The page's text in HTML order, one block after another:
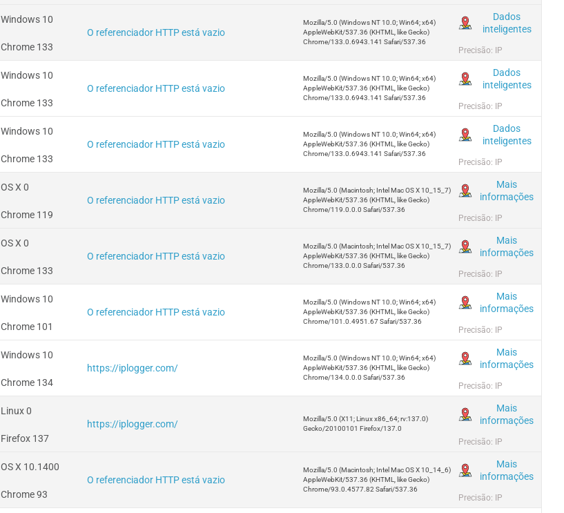
Windows 10
Chrome 133
O referenciador HTTP está vazio
Mozilla/5.0 (Windows NT 10.0; Win64; x64)
AppleWebKit/537.36 (KHTML, like Gecko)
Chrome/133.0.6943.141 Safari/537.36
Dados
inteligentes
Precisão: IP
Windows 10
Chrome 133
O referenciador HTTP está vazio
Mozilla/5.0 (Windows NT 10.0; Win64; x64)
AppleWebKit/537.36 (KHTML, like Gecko)
Chrome/133.0.6943.141 Safari/537.36
Dados
inteligentes
Precisão: IP
Windows 10
Chrome 133
O referenciador HTTP está vazio
Mozilla/5.0 (Windows NT 10.0; Win64; x64)
AppleWebKit/537.36 (KHTML, like Gecko)
Chrome/133.0.6943.141 Safari/537.36
Dados
inteligentes
Precisão: IP
OS X 0
Chrome 119
O referenciador HTTP está vazio
Mozilla/5.0 (Macintosh; Intel Mac OS X 10_15_7)
AppleWebKit/537.36 (KHTML, like Gecko)
Chrome/119.0.0.0 Safari/537.36
Mais
informações
Precisão: IP
OS X 0
Chrome 133
O referenciador HTTP está vazio
Mozilla/5.0 (Macintosh; Intel Mac OS X 10_15_7)
AppleWebKit/537.36 (KHTML, like Gecko)
Chrome/133.0.0.0 Safari/537.36
Mais
informações
Precisão: IP
Windows 10
Chrome 101
O referenciador HTTP está vazio
Mozilla/5.0 (Windows NT 10.0; Win64; x64)
AppleWebKit/537.36 (KHTML, like Gecko)
Chrome/101.0.4951.67 Safari/537.36
Mais
informações
Precisão: IP
Windows 10
Chrome 134
https://iplogger.com/
Mozilla/5.0 (Windows NT 10.0; Win64; x64)
AppleWebKit/537.36 (KHTML, like Gecko)
Chrome/134.0.0.0 Safari/537.36
Mais
informações
Precisão: IP
Linux 0
Firefox 137
https://iplogger.com/
Mozilla/5.0 (X11; Linux x86_64; rv:137.0)
Gecko/20100101 Firefox/137.0
Mais
informações
Precisão: IP
OS X 10.1400
Chrome 93
O referenciador HTTP está vazio
Mozilla/5.0 (Macintosh; Intel Mac OS X 10_14_6)
AppleWebKit/537.36 (KHTML, like Gecko)
Chrome/93.0.4577.82 Safari/537.36
Mais
informações
Precisão: IP